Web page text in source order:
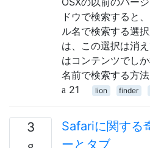
ドウで検索すると
ル名で検索する選
は、この選択は消
はコンテンツでし
名前で検索する方
21
lion finder
3
Safariに関する
ーとタブ